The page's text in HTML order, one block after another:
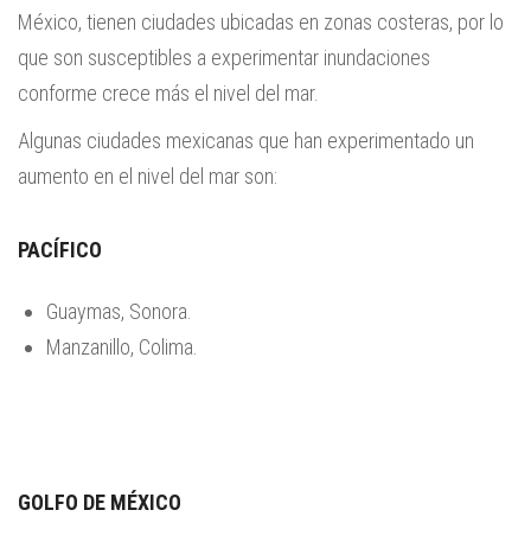
México, tienen ciudades ubicadas en zonas costeras, por lo
que son susceptibles a experimentar inundaciones
conforme crece más el nivel del mar.
Algunas ciudades mexicanas que han experimentado un
aumento en el nivel del mar son:
PACÍFICO
Guaymas, Sonora.
Manzanillo, Colima.
GOLFO DE MÉXICO